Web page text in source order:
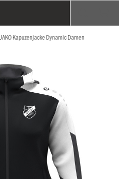
JAKO Kapuzenjacke Dynamic Damen